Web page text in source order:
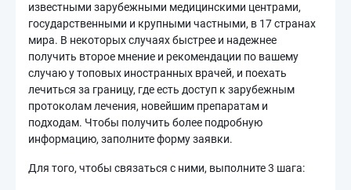
известными зарубежными медицинскими центрами,
государственными и крупными частными, в 17 странах
мира. В некоторых случаях быстрее и надежнее
получить второе мнение и рекомендации по вашему
случаю у топовых иностранных врачей, и поехать
лечиться за границу, где есть доступ к зарубежным
протоколам лечения, новейшим препаратам и
подходам. Чтобы получить более подробную
информацию, заполните форму заявки.
Для того, чтобы связаться с ними, выполните 3 шага: